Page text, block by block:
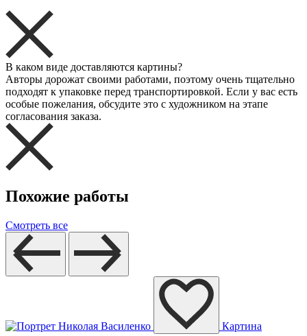
В каком виде доставляются картины?
Авторы дорожат своими работами, поэтому очень тщательно
подходят к упаковке перед транспортировкой. Если у вас есть
особые пожелания, обсудите это с художником на этапе
согласования заказа.
Похожие работы
Смотреть все
Картина